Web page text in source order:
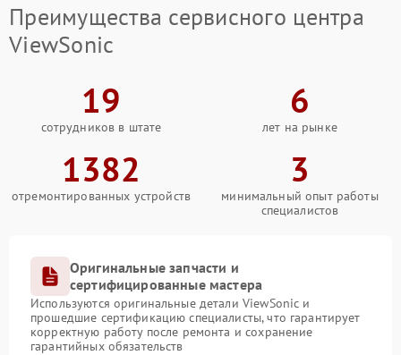
Преимущества сервисного центра
ViewSonic
19
сотрудников в штате
6
лет на рынке
1382
отремонтированных устройств
3
минимальный опыт работы
специалистов
Оригинальные запчасти и
сертифицированные мастера
Используются оригинальные детали ViewSonic и
прошедшие сертификацию специалисты, что гарантирует
корректную работу после ремонта и сохранение
гарантийных обязательств